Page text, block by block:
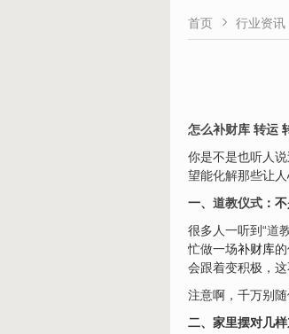
首页  行业资讯
怎么补财库 转运
你是不是也听人说
望能化解那些让
一、 道教仪式 ：
很多人一听到“道
忙做一场补财库
会跟着变积极，
注意啊，千万别
二、家里摆对几样